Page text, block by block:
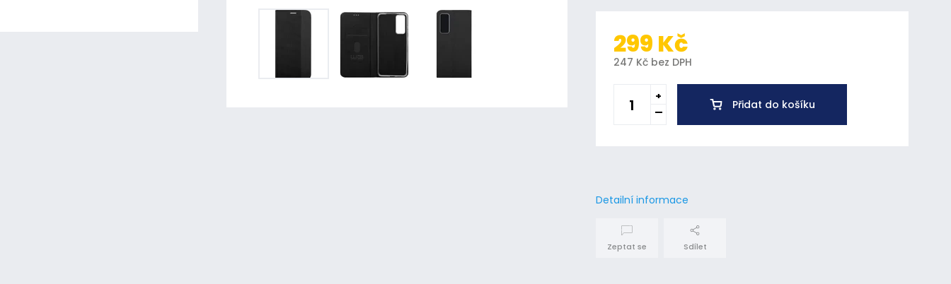
299 Kč
247 Kč bez DPH
Přidat do košíku
Detailní informace
Zeptat se Sdílet